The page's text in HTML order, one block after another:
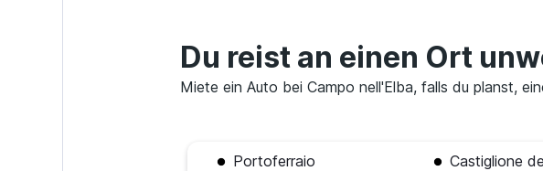
Du reist an einen Ort
Miete ein Auto bei Campo nell'Elba, falls du planst,
Portoferraio Castiglione